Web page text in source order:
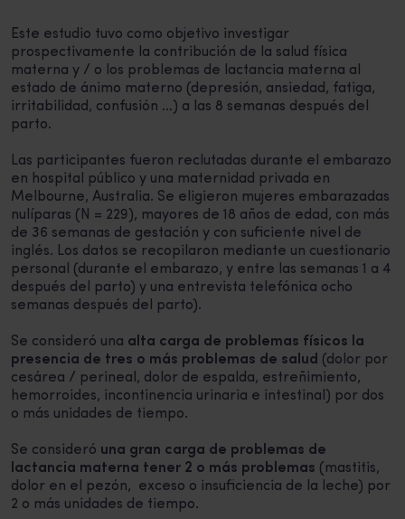
Este estudio tuvo como objetivo investigar
prospectivamente la contribución de la salud física
materna y / o los problemas de lactancia materna al
estado de ánimo materno (depresión, ansiedad, fatiga,
irritabilidad, confusión …) a las 8 semanas después del
parto.
Las participantes fueron reclutadas durante el embarazo
en hospital público y una maternidad privada en
Melbourne, Australia. Se eligieron mujeres embarazadas
nulíparas (N = 229), mayores de 18 años de edad, con más
de 36 semanas de gestación y con suficiente nivel de
inglés. Los datos se recopilaron mediante un cuestionario
personal (durante el embarazo, y entre las semanas 1 a 4
después del parto) y una entrevista telefónica ocho
semanas después del parto).
Se consideró una alta carga de problemas físicos la
presencia de tres o más problemas de salud (dolor por
cesárea / perineal, dolor de espalda, estreñimiento,
hemorroides, incontinencia urinaria e intestinal) por dos
o más unidades de tiempo.
Se consideró una gran carga de problemas de
lactancia materna tener 2 o más problemas (mastitis,
dolor en el pezón, exceso o insuficiencia de la leche) por
2 o más unidades de tiempo.